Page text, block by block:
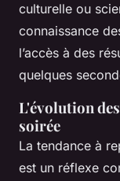
culturelle ou
connaissance
l’accès à des
quelques
L'évolution
soirée
La tendance à
est un réflexe